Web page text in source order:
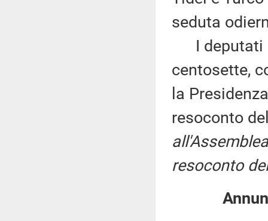
seduta
I deputati
centosette,
la
resoconto
resoconto